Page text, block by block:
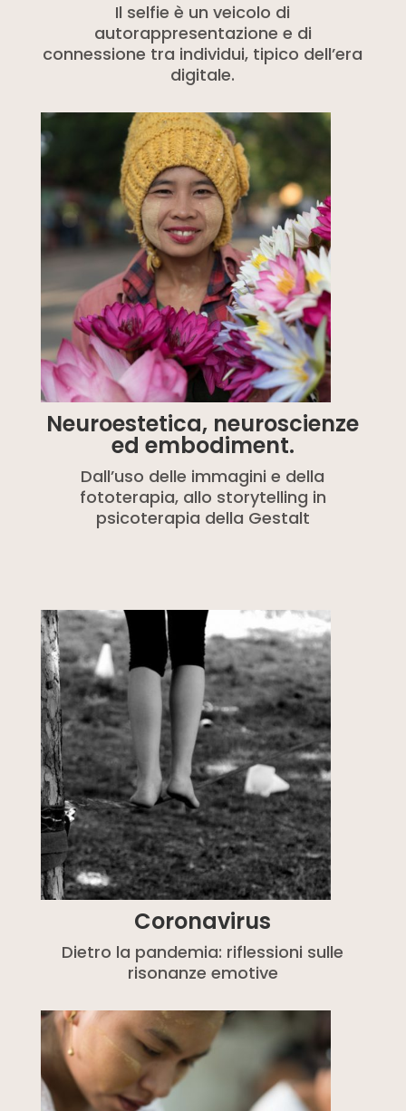
Il selfie è un veicolo di
autorappresentazione e di
connessione tra individui, tipico dell’era
digitale.
Neuroestetica, neuroscienze
ed embodiment.
Dall’uso delle immagini e della
fototerapia, allo storytelling in
psicoterapia della Gestalt
Coronavirus
Dietro la pandemia: riflessioni sulle
risonanze emotive